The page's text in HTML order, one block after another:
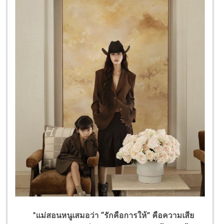
"แม่สอนหนูเสมอว่า “รักคือการให้” คือความเสีย